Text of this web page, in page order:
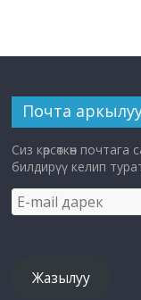
Почта
Сиз көрсөткөн
билдирүү келип
E-
mail
Жазылуу